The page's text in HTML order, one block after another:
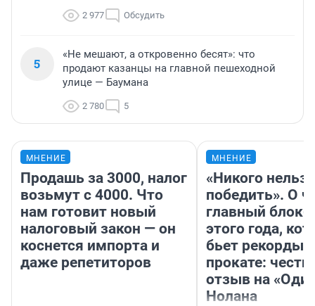
2 977 Обсудить
5
«Не мешают, а откровенно бесят»: что
продают казанцы на главной пешеходной
улице — Баумана
2 780 5
МНЕНИЕ
Продашь за 3000, налог
возьмут с 4000. Что
нам готовит новый
налоговый закон — он
коснется импорта и
даже репетиторов
МНЕНИЕ
«Никого нельзя
победить». О
главный
этого года,
бьет рекорды в
прокате:
отзыв на
Нолана